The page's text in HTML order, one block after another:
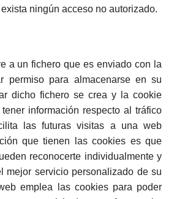
ningún acceso no autorizado.
a un fichero que es enviado con la
permiso para almacenarse en su
dicho fichero se crea y la cookie
información respecto al tráfico
las futuras visitas a una web
que tienen las cookies es que
reconocerte individualmente y
mejor servicio personalizado de su
emplea las cookies para poder